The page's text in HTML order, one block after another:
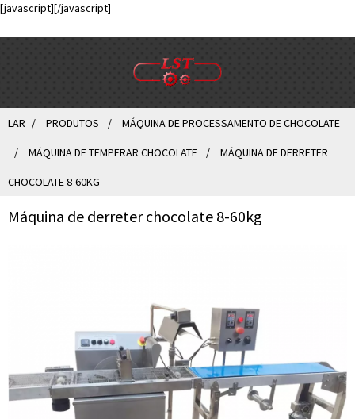
[javascript][/javascript]
LAR PRODUTOS MÁQUINA DE PROCESSAMENTO DE CHOCOLATE
MÁQUINA DE TEMPERAR CHOCOLATE MÁQUINA DE DERRETER
CHOCOLATE 8-60KG
Máquina de derreter chocolate 8-60kg